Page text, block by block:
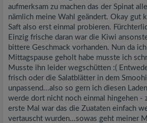
aufmerksam zu machen das der Spinat
nämlich meine Wahl geändert. Okay gut
Saft also erst einmal probieren.
Einzig frische daran war die Kiwi
bittere Geschmack vorhanden. Nun da
Mittagspause geholt habe musste ich
Musste ihn leider wegschütten :(
frisch oder die Salatblätter in dem
unpassend...also so gern ich diesen
werde dort nicht noch einmal hingehen -
erste Mal war das die Zuataten einfach
vertauscht wurden...sowas geht meiner